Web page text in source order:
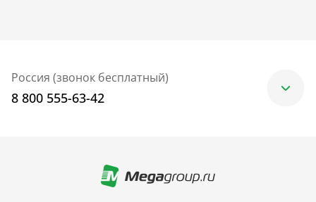
Россия (звонок бесплатный)
8 800 555-63-42
+7 (499) 705-30-10